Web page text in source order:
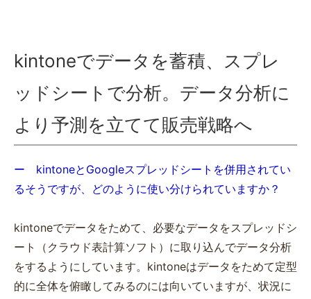
kintoneでデータを蓄積、スプレ
ッドシートで分析。データ分析に
より予測を立てて販売戦略へ
ー kintoneとGoogleスプレッドシートを併用されてい
るそうですが、どのように使い分けられていますか？
kintoneでデータをためて、必要なデータをスプレッドシ
ート（クラウド表計算ソフト）に取り込んでデータ分析
をするようにしています。kintoneはデータをためて定型
的に全体を俯瞰してみるのには向いていますが、状況に